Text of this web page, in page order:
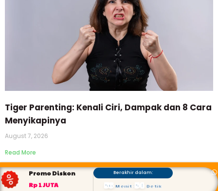
Tiger Parenting: Kenali Ciri, Dampak dan 8 Cara
Menyikapinya
August 7, 2026
Read More
Promo Diskon
Rp 1 JUTA
Berakhir dalam:
56 Menit: 53 Detik